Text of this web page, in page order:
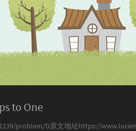
to One
problem/D原文地址https://